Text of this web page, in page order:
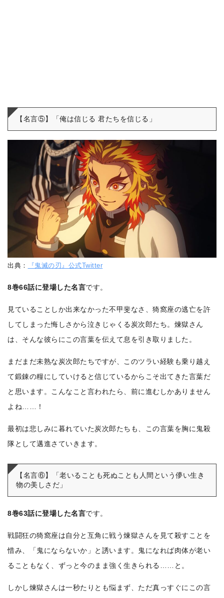
【名言⑤】「俺は信じる 君たちを信じる」
出典： 『鬼滅の刃』公式Twitter
8巻66話に登場した名言です。
見ていることしか出来なかった不甲斐なさ、猗窩座の逃亡を許
してしまった悔しさから泣きじゃくる炭次郎たち。煉獄さん
は、そんな彼らにこの言葉を伝えて息を引き取りました。
まだまだ未熟な炭次郎たちですが、このツラい経験も乗り越え
て鍛錬の糧にしていけると信じているからこそ出てきた言葉だ
と思います。こんなこと言われたら、前に進むしかありません
よね……！
最初は悲しみに暮れていた炭次郎たちも、この言葉を胸に鬼殺
隊として邁進さていきます。
【名言⑥】「老いることも死ぬことも人間という儚い生き
物の美しさだ」
8巻63話に登場した名言です。
戦闘狂の猗窩座は自分と互角に戦う煉獄さんを見て殺すことを
惜み、「鬼にならないか」と誘います。鬼になれば肉体が老い
ることもなく、ずっと今のまま強く生きられる……と。
しかし煉獄さんは一秒たりとも悩まず、ただ真っすぐにこの言